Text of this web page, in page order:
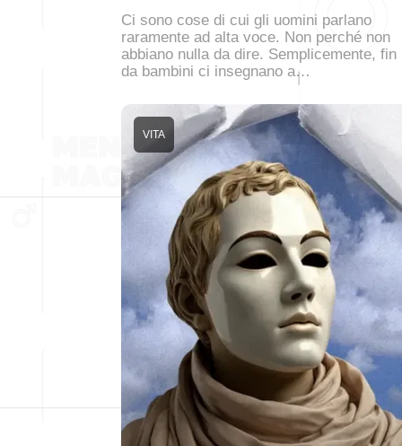
Ci sono cose di cui gli uomini parlano
raramente ad alta voce. Non perché non
abbiano nulla da dire. Semplicemente, fin
da bambini ci insegnano a…
VITA